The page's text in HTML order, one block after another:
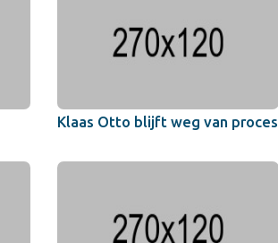
Klaas Otto blijft weg van proces